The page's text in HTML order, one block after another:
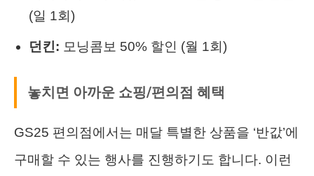
(일 1회)
던킨: 모닝콤보 50% 할인 (월 1회)
놓치면 아까운 쇼핑/편의점 혜택
GS25 편의점에서는 매달 특별한 상품을 ‘반값’에
구매할 수 있는 행사를 진행하기도 합니다. 이런